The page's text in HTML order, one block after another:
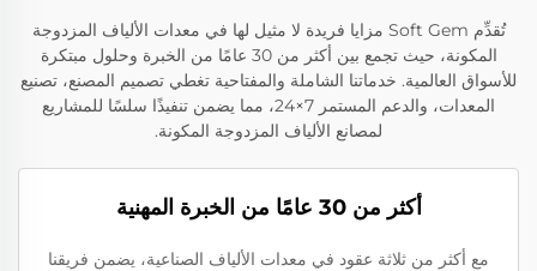
تُقدِّم Soft Gem مزايا فريدة لا مثيل لها في معدات الألياف المزدوجة
المكونة، حيث تجمع بين أكثر من 30 عامًا من الخبرة وحلول مبتكرة
للأسواق العالمية. خدماتنا الشاملة والمفتاحية تغطي تصميم المصنع، تصنيع
المعدات، والدعم المستمر 7×24، مما يضمن تنفيذًا سلسًا للمشاريع
لمصانع الألياف المزدوجة المكونة.
أكثر من 30 عامًا من الخبرة المهنية
مع أكثر من ثلاثة عقود في معدات الألياف الصناعية، يضمن فريقنا